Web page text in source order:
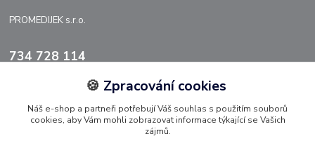
PROMEDIJEK s.r.o.
734 728 114
info@promedijek.cz
🍪 Zpracování cookies
Náš e-shop a partneři potřebují Váš souhlas s použitím souborů
cookies, aby Vám mohli zobrazovat informace týkající se Vašich
zájmů.